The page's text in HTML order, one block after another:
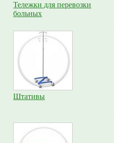
Тележки для перевозки
больных
Штативы